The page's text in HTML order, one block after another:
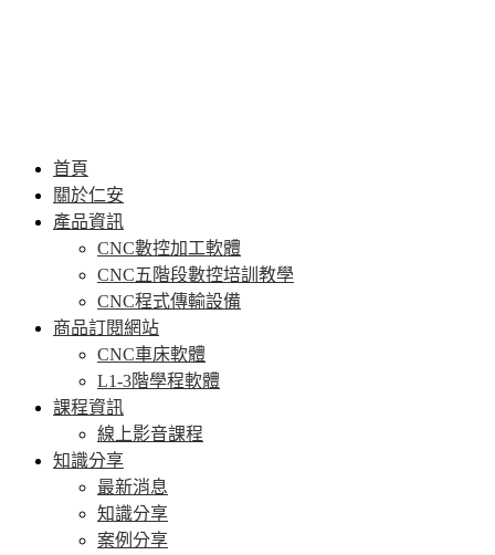
首頁
關於仁安
產品資訊
CNC數控加工軟體
CNC五階段數控培訓教學
CNC程式傳輸設備
商品訂閱網站
CNC車床軟體
L1-3階學程軟體
課程資訊
線上影音課程
知識分享
最新消息
知識分享
案例分享